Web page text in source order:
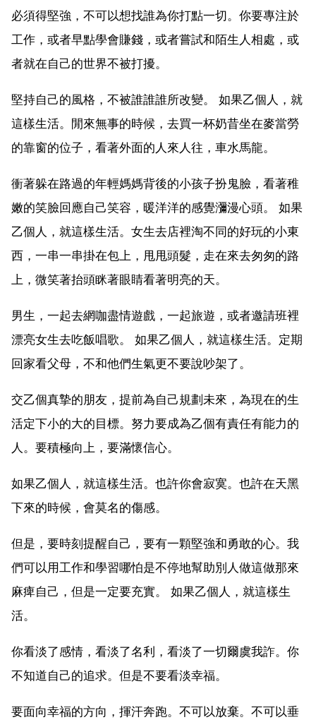
必須得堅強，不可以想找誰為你打點一切。你要專注於
工作，或者早點學會賺錢，或者嘗試和陌生人相處，或
者就在自己的世界不被打擾。
堅持自己的風格，不被誰誰誰所改變。 如果乙個人，就
這樣生活。閒來無事的時候，去買一杯奶昔坐在麥當勞
的靠窗的位子，看著外面的人來人往，車水馬龍。
衝著躲在路過的年輕媽媽背後的小孩子扮鬼臉，看著稚
嫩的笑臉回應自己笑容，暖洋洋的感覺瀰漫心頭。 如果
乙個人，就這樣生活。女生去店裡淘不同的好玩的小東
西，一串一串掛在包上，甩甩頭髮，走在來去匆匆的路
上，微笑著抬頭眯著眼睛看著明亮的天。
男生，一起去網咖盡情遊戲，一起旅遊，或者邀請班裡
漂亮女生去吃飯唱歌。 如果乙個人，就這樣生活。定期
回家看父母，不和他們生氣更不要說吵架了。
交乙個真摯的朋友，提前為自己規劃未來，為現在的生
活定下小的大的目標。努力要成為乙個有責任有能力的
人。要積極向上，要滿懷信心。
如果乙個人，就這樣生活。也許你會寂寞。也許在天黑
下來的時候，會莫名的傷感。
但是，要時刻提醒自己，要有一顆堅強和勇敢的心。我
們可以用工作和學習哪怕是不停地幫助別人做這做那來
麻痺自己，但是一定要充實。 如果乙個人，就這樣生
活。
你看淡了感情，看淡了名利，看淡了一切爾虞我詐。你
不知道自己的追求。但是不要看淡幸福。
要面向幸福的方向，揮汗奔跑。不可以放棄。不可以垂